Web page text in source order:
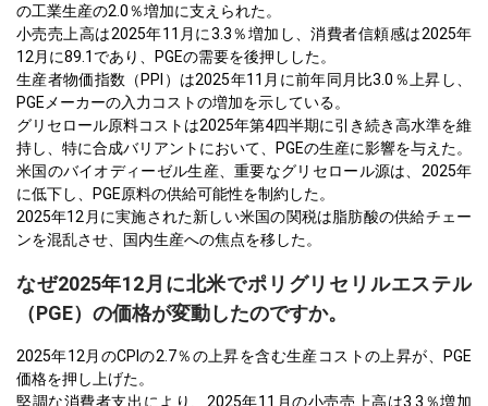
の工業生産の2.0％増加に支えられた。
小売売上高は2025年11月に3.3％増加し、消費者信頼感は2025年
12月に89.1であり、PGEの需要を後押しした。
生産者物価指数（PPI）は2025年11月に前年同月比3.0％上昇し、
PGEメーカーの入力コストの増加を示している。
グリセロール原料コストは2025年第4四半期に引き続き高水準を維
持し、特に合成バリアントにおいて、PGEの生産に影響を与えた。
米国のバイオディーゼル生産、重要なグリセロール源は、2025年
に低下し、PGE原料の供給可能性を制約した。
2025年12月に実施された新しい米国の関税は脂肪酸の供給チェー
ンを混乱させ、国内生産への焦点を移した。
なぜ2025年12月に北米でポリグリセリルエステル
（PGE）の価格が変動したのですか。
2025年12月のCPIの2.7％の上昇を含む生産コストの上昇が、PGE
価格を押し上げた。
堅調な消費者支出により、2025年11月の小売売上高は3.3％増加